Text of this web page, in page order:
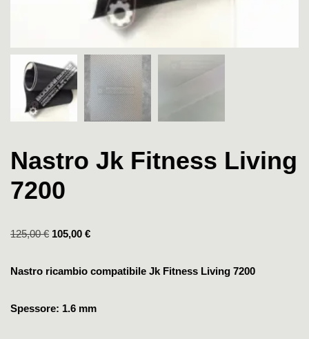
Nastro Jk Fitness Living
7200
125,00€ 105,00 €
Nastro ricambio compatibile Jk Fitness Living 7200
Spessore: 1.6 mm